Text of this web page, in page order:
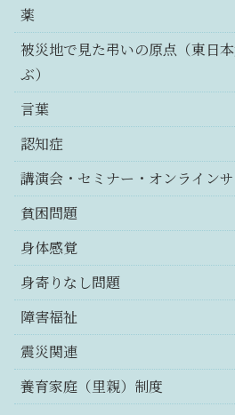
薬
被災地で見た弔いの原点（東日
ぶ）
言葉
認知症
講演会・セミナー・オンライン
貧困問題
身体感覚
身寄りなし問題
障害福祉
震災関連
養育家庭（里親）制度